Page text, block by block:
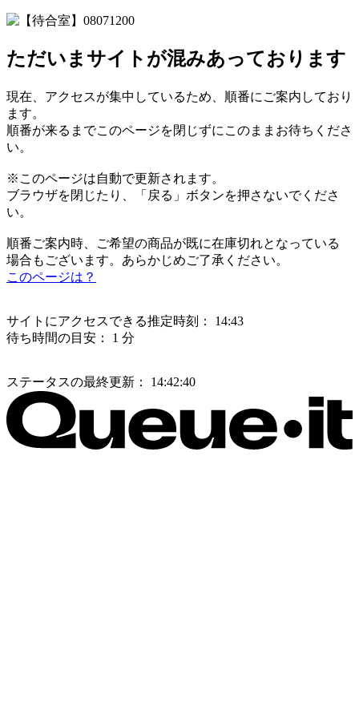
ただいまサイトが混みあっております
現在、アクセスが集中しているため、順番にご案内しており
ます。
順番が来るまでこのページを閉じずにこのままお待ちくださ
い。
※このページは自動で更新されます。
ブラウザを閉じたり、「戻る」ボタンを押さないでくださ
い。
順番ご案内時、ご希望の商品が既に在庫切れとなっている
場合もございます。あらかじめご了承ください。
このページは？
サイトにアクセスできる推定時刻：
14:43
待ち時間の目安：
1 分
ステータスの最終更新： 14:42:40